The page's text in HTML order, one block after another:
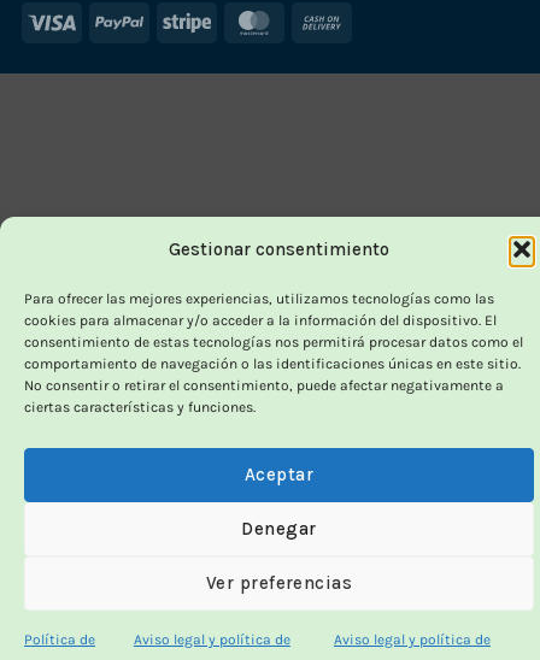
Gestionar consentimiento
Para ofrecer las mejores experiencias, utilizamos tecnologías como las
cookies para almacenar y/o acceder a la información del dispositivo. El
consentimiento de estas tecnologías nos permitirá procesar datos como el
comportamiento de navegación o las identificaciones únicas en este sitio.
No consentir o retirar el consentimiento, puede afectar negativamente a
ciertas características y funciones.
Aceptar
Denegar
Ver preferencias
Política de Aviso legal y política de Aviso legal y política de
Visa PayPal Stripe MasterCard